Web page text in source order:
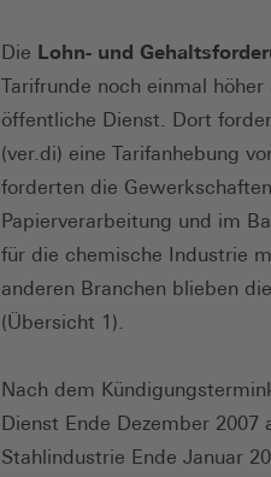
Die Lohn- und
Tarifrunde noch einmal
öffentliche Dienst. Dort
(ver.di) eine Tarifanhebung
forderten die
Papierverarbeitung und im
für die chemische Industrie
anderen Branchen blieben
(Übersicht 1).
Nach dem
Dienst Ende Dezember 2007
Stahlindustrie Ende Januar